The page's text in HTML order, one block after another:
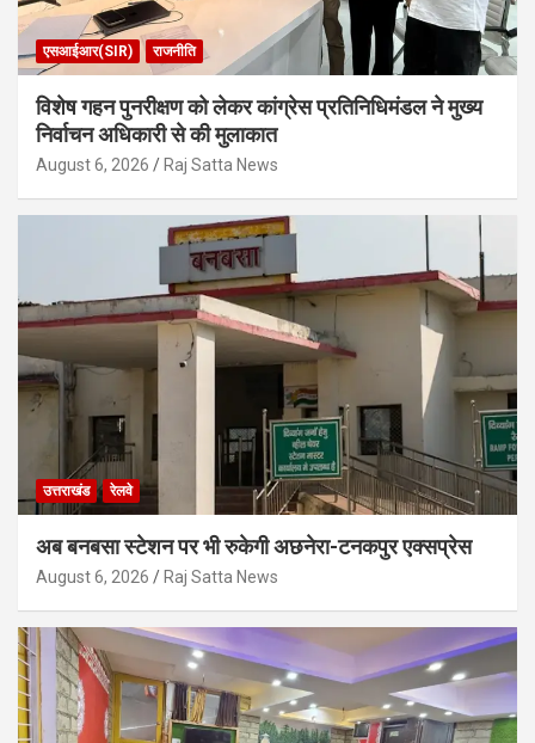
एसआईआर(SIR) राजनीति
विशेष गहन पुनरीक्षण को लेकर कांग्रेस प्रतिनिधिमंडल ने मुख्य
निर्वाचन अधिकारी से की मुलाकात
August 6, 2026 Raj Satta News
उत्तराखंड रेलवे
अब बनबसा स्टेशन पर भी रुकेगी अछनेरा-टनकपुर एक्सप्रेस
August 6, 2026 Raj Satta News